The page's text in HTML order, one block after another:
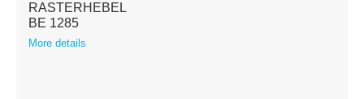
RASTERHEBEL
BE 1285
More details